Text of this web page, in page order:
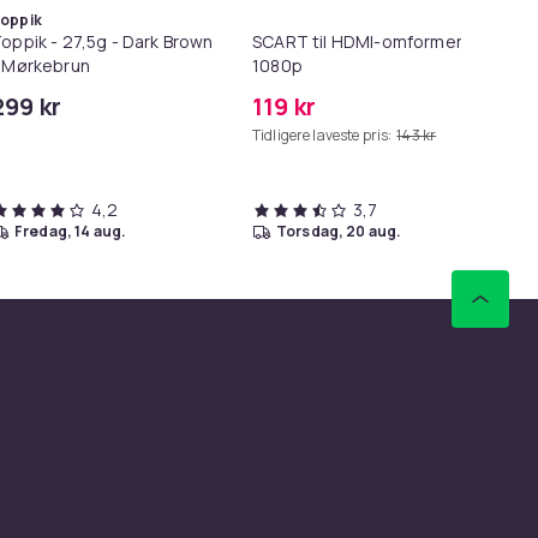
- 27,5g - Dark Brown
kr
4,2
fredag, 14 aug.
SCART til HDMI-omformer
1080p
119 kr
Tidligere laveste pris: 143 kr
3,7
torsdag, 20 aug.